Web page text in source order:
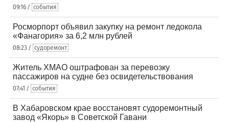
09:16 / события
Росморпорт объявил закупку на ремонт ледокола
«Фанагория» за 6,2 млн рублей
08:23 / судоремонт
Житель ХМАО оштрафован за перевозку
пассажиров на судне без освидетельствования
07:41 / события
В Хабаровском крае восстановят судоремонтный
завод «Якорь» в Советской Гавани